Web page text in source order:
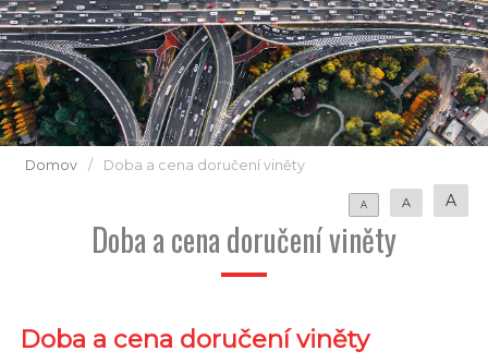
Domov / Doba a cena doručení viněty
A A A
Doba a cena doručení viněty
Doba a cena doručení viněty